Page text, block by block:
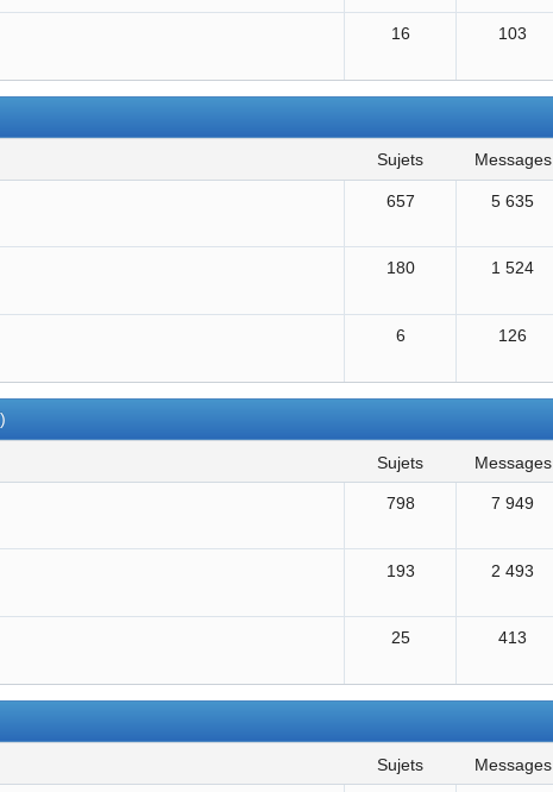
16 103
sujets messages
657 5 635
180 1 524
6 126
sujets messages
798 7 949
193 2 493
25 413
sujets messages